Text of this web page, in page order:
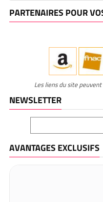
PARTENAIRES POUR
Les liens du site
NEWSLETTER
AVANTAGES EXCLUSIFS